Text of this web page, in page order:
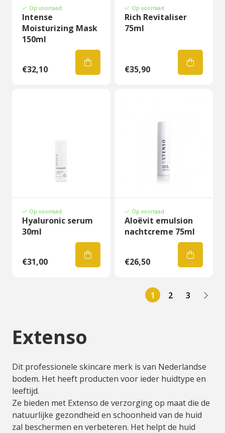
Op voorraad
Intense
Moisturizing Mask
150ml
€32,10
Op voorraad
Rich Revitaliser
75ml
€35,90
Op voorraad
Hyaluronic serum
30ml
€31,00
Op voorraad
Aloëvit emulsion
nachtcreme 75ml
€26,50
1 2 3
Extenso
Dit professionele skincare merk is van Nederlandse
bodem. Het heeft producten voor ieder huidtype en
leeftijd.
Ze bieden met Extenso de verzorging op maat die de
natuurlijke gezondheid en schoonheid van de huid
zal beschermen en verbeteren. Het helpt de huid